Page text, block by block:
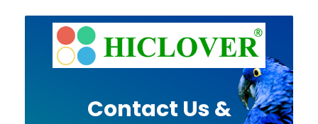
Contact Us &